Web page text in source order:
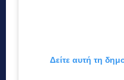
Δείτε αυτή τη